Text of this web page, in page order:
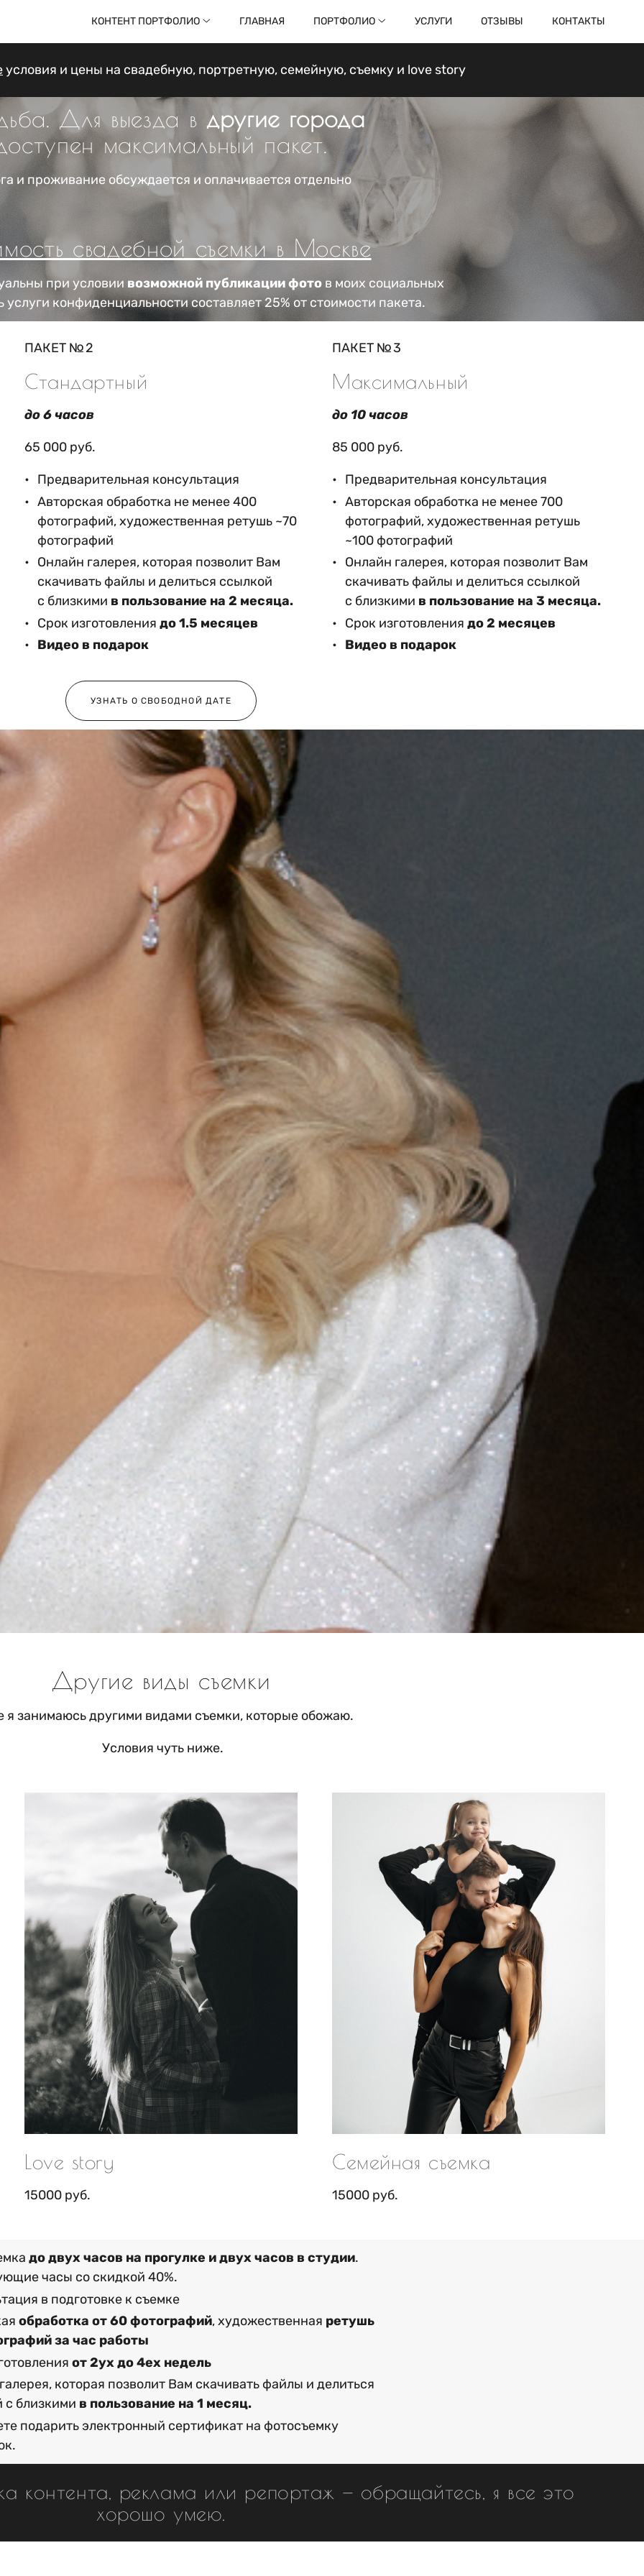
КОНТЕНТ ПОРТФОЛИО ГЛАВНАЯ ПОРТФОЛИО УСЛУГИ ОТЗЫВЫ КОНТАКТЫ
условия и цены на свадебную, портретную, семейную, съемку и love story
Для выезда в другие города
максимальный пакет.
и проживание обсуждается и оплачивается отдельно
свадебной съемки в Москве
при условии возможной публикации фотов моих социальных
услуги конфиденциальности составляет 25% от стоимости пакета.
ПАКЕТ № 2
Стандартный
до 6 часов
65 000 руб.
Предварительная консультация
Авторская обработка не менее 400
фотографий, художественная ретушь ~70
фотографий
Онлайн галерея, которая позволит Вам
скачивать файлы и делиться ссылкой
с близкими в пользование на 2 месяца.
Срок изготовления до 1.5 месяцев
Видео в подарок
ПАКЕТ № 3
Максимальный
до 10 часов
85 000 руб.
Предварительная консультация
Авторская обработка не менее 700
фотографий, художественная ретушь
~100 фотографий
Онлайн галерея, которая позволит Вам
скачивать файлы и делиться ссылкой
с близкими в пользование на 3 месяца.
Срок изготовления до 2 месяцев
Видео в подарок
УЗНАТЬ О СВОБОДНОЙ ДАТЕ
Другие виды съемки
я занимаюсь другими видами съемки, которые обожаю.
Условия чуть ниже.
Love story
15000 руб.
Семейная съемка
15000 руб.
до двух часов на прогулке и двух часов в студии.
часы со скидкой 40%.
в подготовке к съемке
обработка от 60 фотографий, художественная ретушь
за час работы
от 2ух до 4ех недель
которая позволит Вам скачивать файлы и делиться
с близкими в пользование на 1 месяц.
подарить электронный сертификат на фотосъемку
контента, реклама или репортаж — обращайтесь, я все это
хорошо умею.